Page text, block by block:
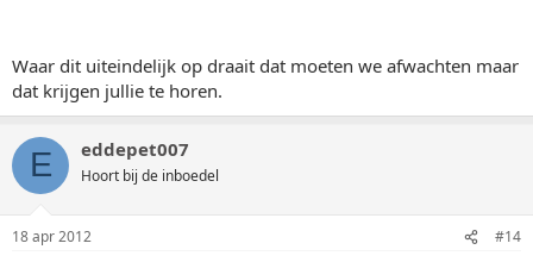
Waar dit uiteindelijk op draait dat moeten we afwachten maar
dat krijgen jullie te horen.
E eddepet007
Hoort bij de inboedel
18 apr 2012 #14